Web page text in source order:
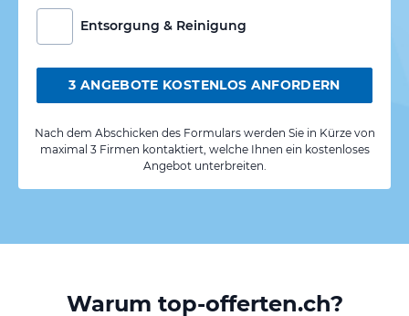
Entsorgung & Reinigung
3 ANGEBOTE KOSTENLOS ANFORDERN
Nach dem Abschicken des Formulars werden Sie in Kürze von
maximal 3 Firmen kontaktiert, welche Ihnen ein kostenloses
Angebot unterbreiten.
Warum top-offerten.ch?